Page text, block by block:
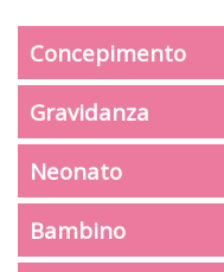
Concepimento
Gravidanza
Neonato
Bambino